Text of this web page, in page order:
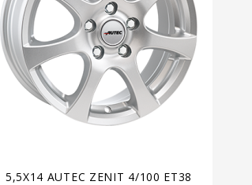
5,5X14 AUTEC ZENIT 4/100 ET38